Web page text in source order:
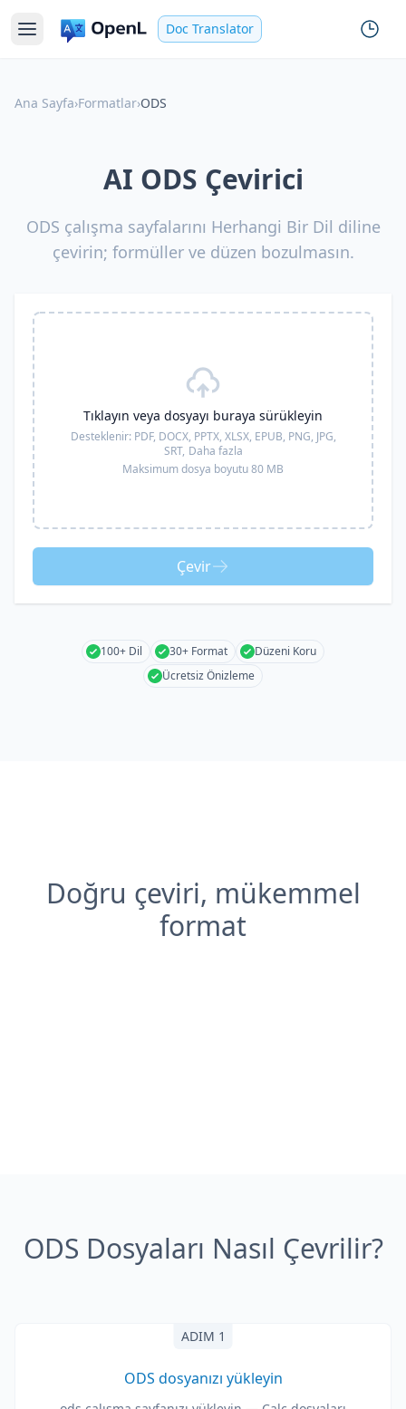
Doc Translator
Ana Sayfa›Formatlar›ODS
AI ODS Çevirici
ODS çalışma sayfalarını Herhangi Bir Dil diline
çevirin; formüller ve düzen bozulmasın.
Tıklayın veya dosyayı buraya sürükleyin
Desteklenir: PDF, DOCX, PPTX, XLSX, EPUB, PNG, JPG,
SRT, Daha fazla
Maksimum dosya boyutu 80 MB
Çevir
100+ Dil 30+ Format
Düzeni Koru
Ücretsiz Önizleme
Doğru çeviri, mükemmel
format
ODS Dosyaları Nasıl Çevrilir?
ADIM 1
ODS dosyanızı yükleyin